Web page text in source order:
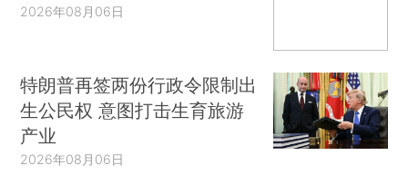
2026年08月06日
特朗普再签两份行政令限制出
生公民权 意图打击生育旅游
产业
2026年08月06日